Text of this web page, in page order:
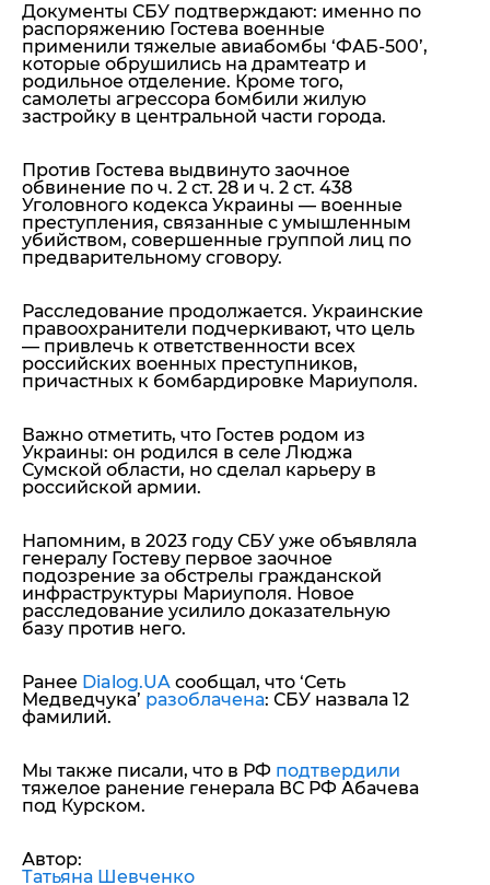
Документы СБУ подтверждают: именно по
распоряжению Гостева военные
применили тяжелые авиабомбы ‘ФАБ-500’,
которые обрушились на драмтеатр и
родильное отделение. Кроме того,
самолеты агрессора бомбили жилую
застройку в центральной части города.
Против Гостева выдвинуто заочное
обвинение по ч. 2 ст. 28 и ч. 2 ст. 438
Уголовного кодекса Украины — военные
преступления, связанные с умышленным
убийством, совершенные группой лиц по
предварительному сговору.
Расследование продолжается. Украинские
правоохранители подчеркивают, что цель
— привлечь к ответственности всех
российских военных преступников,
причастных к бомбардировке Мариуполя.
Важно отметить, что Гостев родом из
Украины: он родился в селе Люджа
Сумской области, но сделал карьеру в
российской армии.
Напомним, в 2023 году СБУ уже объявляла
генералу Гостеву первое заочное
подозрение за обстрелы гражданской
инфраструктуры Мариуполя. Новое
расследование усилило доказательную
базу против него.
Ранее Dialog.UA сообщал, что ‘Сеть
Медведчука’ разоблачена: СБУ назвала 12
фамилий.
Мы также писали, что в РФ подтвердили
тяжелое ранение генерала ВС РФ Абачева
под Курском.
Автор:
Татьяна Шевченко